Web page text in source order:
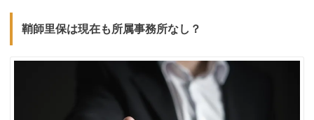
鞘師里保は現在も所属事務所なし？